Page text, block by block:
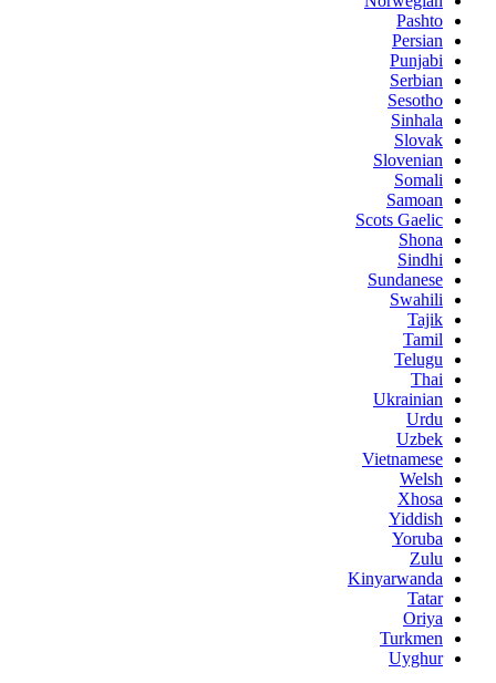
Pashto
Persian
Punjabi
Serbian
Sesotho
Sinhala
Slovak
Slovenian
Somali
Samoan
Scots Gaelic
Shona
Sindhi
Sundanese
Swahili
Tajik
Tamil
Telugu
Thai
Ukrainian
Urdu
Uzbek
Vietnamese
Welsh
Xhosa
Yiddish
Yoruba
Zulu
Kinyarwanda
Tatar
Oriya
Turkmen
Uyghur